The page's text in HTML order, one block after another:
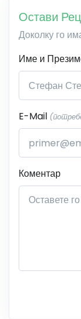
Остави
Доколку го
Име и
E-Mail
Коментар